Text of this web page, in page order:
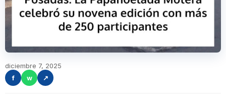
diciembre 7, 2025
f
w ↗